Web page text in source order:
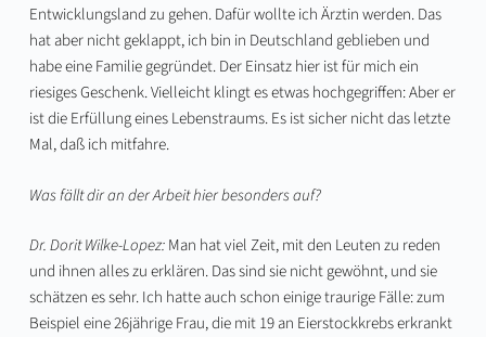
Entwicklungsland zu gehen. Dafür wollte ich Ärztin werden. Das
hat aber nicht geklappt, ich bin in Deutschland geblieben und
habe eine Familie gegründet. Der Einsatz hier ist für mich ein
riesiges Geschenk. Vielleicht klingt es etwas hochgegriffen: Aber er
ist die Erfüllung eines Lebenstraums. Es ist sicher nicht das letzte
Mal, daß ich mitfahre.
Was fällt dir an der Arbeit hier besonders auf?
Dr. Dorit Wilke-Lopez:Man hat viel Zeit, mit den Leuten zu reden
und ihnen alles zu erklären. Das sind sie nicht gewöhnt, und sie
schätzen es sehr. Ich hatte auch schon einige traurige Fälle: zum
Beispiel eine 26jährige Frau, die mit 19 an Eierstockkrebs erkrankt